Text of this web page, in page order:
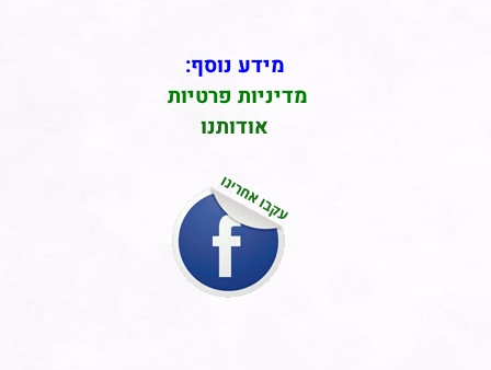
מידע נוסף:
מדיניות פרטיות
אודותנו